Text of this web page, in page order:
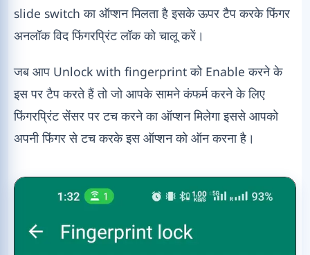
slide switch का ऑप्शन मिलता है इसके ऊपर टैप करके फिंगर
अनलॉक विद फिंगरप्रिंट लॉक को चालू करें।
जब आप Unlock with fingerprint को Enable करने के
इस पर टैप करते हैं तो जो आपके सामने कंफर्म करने के लिए
फिंगरप्रिंट सेंसर पर टच करने का ऑप्शन मिलेगा इससे आपको
अपनी फिंगर से टच करके इस ऑप्शन को ऑन करना है।